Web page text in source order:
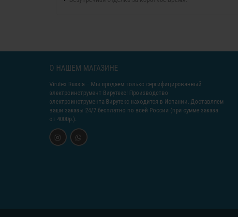
О НАШЕМ МАГАЗИНЕ
Virutex Russia – Мы продаем только сертифицированный
электроинструмент Вирутекс! Производство
электроинструмента Вирутекс находится в Испании. Доставляем
ваши заказы 24/7 бесплатно по всей России (при сумме заказа
от 4000р.).